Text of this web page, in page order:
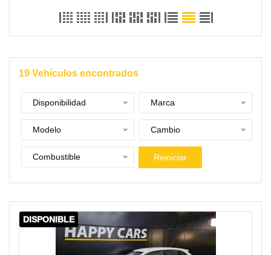
19 Vehículos encontrados
Disponibilidad Marca
Modelo Cambio
Combustible Reiniciar
DISPONIBLE